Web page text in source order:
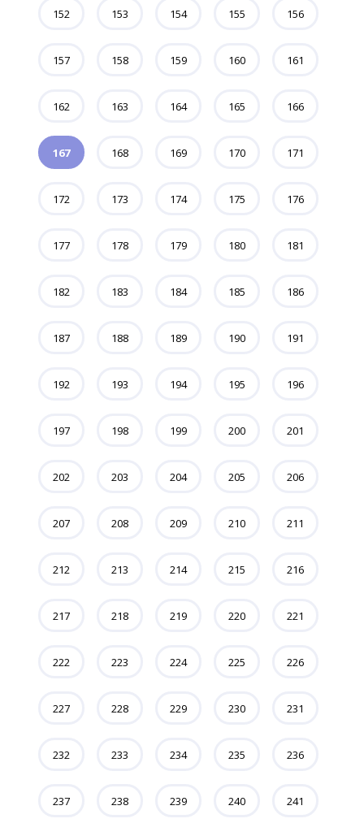
152 153 154 155 156
157 158 159 160 161
162 163 164 165 166
167 168 169 170 171
172 173 174 175 176
177 178 179 180 181
182 183 184 185 186
187 188 189 190 191
192 193 194 195 196
197 198 199 200 201
202 203 204 205 206
207 208 209 210 211
212 213 214 215 216
217 218 219 220 221
222 223 224 225 226
227 228 229 230 231
232 233 234 235 236
237 238 239 240 241